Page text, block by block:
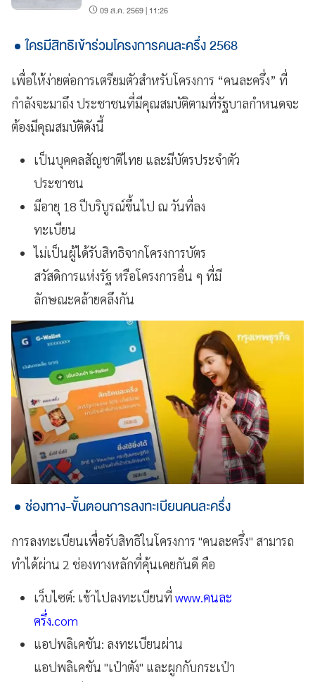
09 ส.ค. 2569 | 11:26
ใครมีสิทธิเข้าร่วมโครงการคนละครึ่ง 2568
เพื่อให้ง่ายต่อการเตรียมตัวสำหรับโครงการ “คนละครึ่ง” ที่
กำลังจะมาถึง ประชาชนที่มีคุณสมบัติตามที่รัฐบาลกำหนดจะ
ต้องมีคุณสมบัติดังนี้
เป็นบุคคลสัญชาติไทย และมีบัตรประจำตัว
ประชาชน
มีอายุ 18 ปีบริบูรณ์ขึ้นไป ณ วันที่ลง
ทะเบียน
ไม่เป็นผู้ได้รับสิทธิจากโครงการบัตร
สวัสดิการแห่งรัฐ หรือโครงการอื่น ๆ ที่มี
ลักษณะคล้ายคลึงกัน
ช่องทาง-ขั้นตอนการลงทะเบียนคนละครึ่ง
การลงทะเบียนเพื่อรับสิทธิในโครงการ "คนละครึ่ง" สามารถ
ทำได้ผ่าน 2 ช่องทางหลักที่คุ้นเคยกันดี คือ
เว็บไซต์: เข้าไปลงทะเบียนที่ www.คนละ
ครึ่ง.com
แอปพลิเคชัน: ลงทะเบียนผ่าน
แอปพลิเคชัน "เป๋าตัง" และผูกกับกระเป๋า